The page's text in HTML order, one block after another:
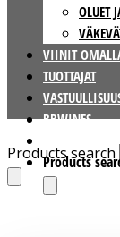
OLUET
VIINIT
TUOTTAJAT
BBWINES
Products
Products search